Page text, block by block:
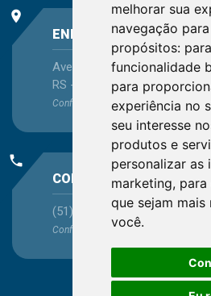
melhorar sua
navegação
propósitos:
funcionalidade
para
experiência no
seu interesse
produtos e
personalizar as
marketing, para
que sejam mais
você.
place
ENDEREÇO
Avenida Itaqui, 45, Bairro
RS - CEP 90460-140
Confira as demaislocalizações no
phone
CONTATO
(51) 3330-5659
Confira os e-mailsaqui